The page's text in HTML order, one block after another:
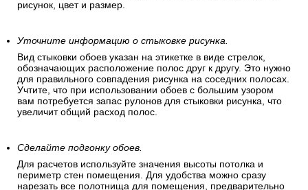
рисунок, цвет и размер.
Уточните информацию о стыковке рисунка.
Вид стыковки обоев указан на этикетке в виде стрелок,
обозначающих расположение полос друг к другу. Это нужно
для правильного совпадения рисунка на соседних полосах.
Учтите, что при использовании обоев с большим узором
вам потребуется запас рулонов для стыковки рисунка, что
увеличит общий расход полос.
Сделайте подгонку обоев.
Для расчетов используйте значения высоты потолка и
периметр стен помещения. Для удобства можно сразу
нарезать все полотнища для помещения, предварительно